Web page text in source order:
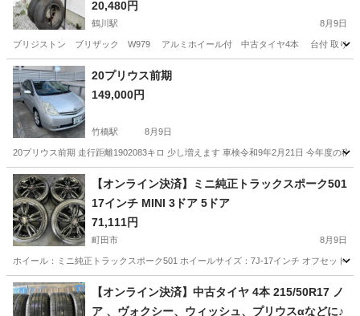
20,480円
鶴川駅 8月9日
ブリジストン ブリザック W979 アルミホイール付 中古タイヤ4本 台付 取りに来
東京 町田市 鶴川駅 タイヤ、ホイール
20プリウス前期
149,000円
竹橋駅 8月9日
20プリウス前期 走行距離1902083キロ 少し増えます 車検令和9年2月21日 今年度の
東京 千代田区 竹橋駅 車のパーツ
【オンライン決済】ミニ純正トラックスポーク501
17インチ MINI 3ドア 5ドア
71,111円
町田市 8月9日
ホイール：ミニ純正トラックスポーク501 ホイールサイズ：7J-17インチ オフセット
東京 町田市 タイヤ、ホイール
【オンライン決済】中古タイヤ 4本 215/50R17 ノ
ア 、ヴォクシー、ウィッシュ、プリウスαなどに♪